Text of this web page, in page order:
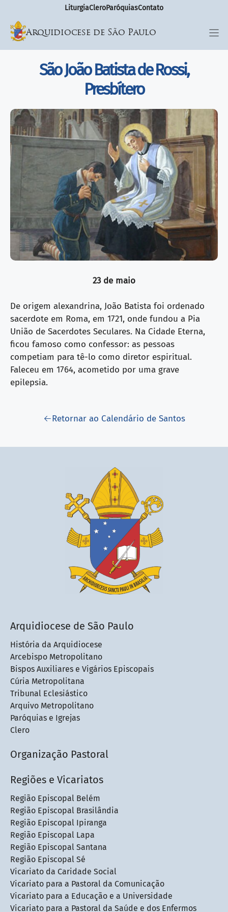
LiturgiaCleroParóquiasContato
Arquidiocese de São Paulo
São João Batista de Rossi,
Presbítero
23 de maio
De origem alexandrina, João Batista foi ordenado
sacerdote em Roma, em 1721, onde fundou a Pia
União de Sacerdotes Seculares. Na Cidade Eterna,
ficou famoso como confessor: as pessoas
competiam para tê-lo como diretor espiritual.
Faleceu em 1764, acometido por uma grave
epilepsia.
Retornar ao Calendário de Santos
Arquidiocese de São Paulo
História da Arquidiocese
Arcebispo Metropolitano
Bispos Auxiliares e Vigários Episcopais
Cúria Metropolitana
Tribunal Eclesiástico
Arquivo Metropolitano
Paróquias e Igrejas
Clero
Organização Pastoral
Regiões e Vicariatos
Região Episcopal Belém
Região Episcopal Brasilândia
Região Episcopal Ipiranga
Região Episcopal Lapa
Região Episcopal Santana
Região Episcopal Sé
Vicariato da Caridade Social
Vicariato para a Pastoral da Comunicação
Vicariato para a Educação e a Universidade
Vicariato para a Pastoral da Saúde e dos Enfermos